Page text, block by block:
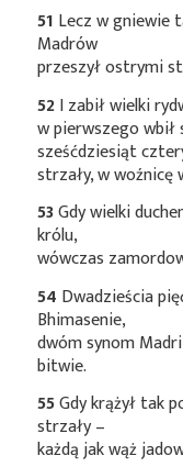
51 Lecz w gniewie
Madrów
przeszył ostrymi
52I zabił wielki
w pierwszego
sześćdziesiąt
strzały, w woźnicę
53Gdy wielki
królu,
wówczas
54 Dwadzieścia
Bhimasenie,
dwóm synom
bitwie.
55Gdy krążył tak
strzały –
każdą jak wąż